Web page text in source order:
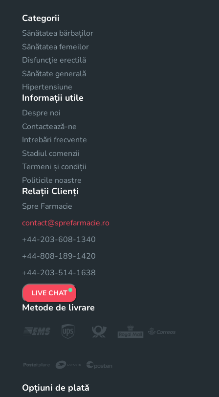
Categorii
Sănătatea bărbaților
Sănătatea femeilor
Disfuncţie erectilă
Sănătate generală
Hipertensiune
Informații utile
Despre noi
Contactează-ne
Intrebări frecvente
Stadiul comenzii
Termeni și condiții
Politicile noastre
Relații Clienți
Spre Farmacie
contact@sprefarmacie.ro
+44-203-608-1340
+44-808-189-1420
+44-203-514-1638
LIVE CHAT
Metode de livrare
Opțiuni de plată